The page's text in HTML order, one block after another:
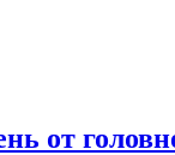
от